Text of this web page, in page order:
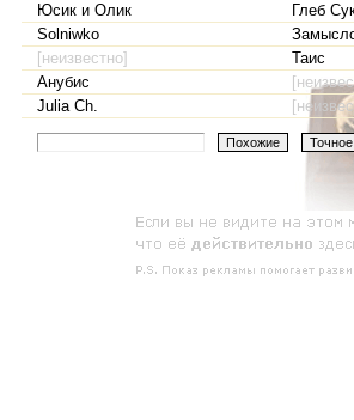
Юсик и Олик
Глеб
Solniwko
[неизвестно]
Таис
Анубис
Julia Ch.